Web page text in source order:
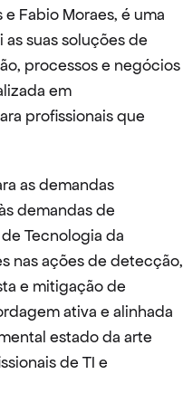
Fabio Moraes, é uma
suas soluções de
processos e negócios
em
profissionais que
as demandas
demandas de
Tecnologia da
nas ações de detecção,
e mitigação de
ativa e alinhada
estado da arte
de TI e